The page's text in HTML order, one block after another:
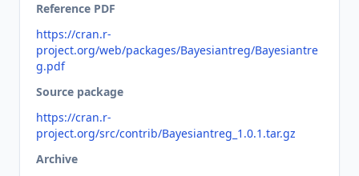
Reference PDF
https://cran.r-
project.org/web/packages/Bayesiantreg/Bayesiantre
g.pdf
Source package
https://cran.r-
project.org/src/contrib/Bayesiantreg_1.0.1.tar.gz
Archive